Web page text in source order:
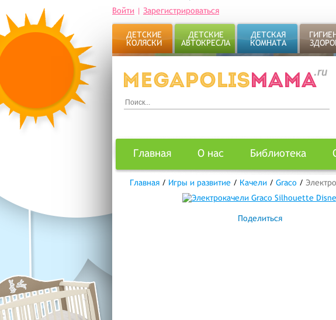
Войти | Зарегистрироваться
ДЕТСКИЕ
КОЛЯСКИ
ДЕТСКИЕ
АВТОКРЕСЛА
ДЕТСКАЯ
КОМНАТА
Главная О нас Библиотека
Главная / Игры и развитие / Качели / Graco /
Поделиться